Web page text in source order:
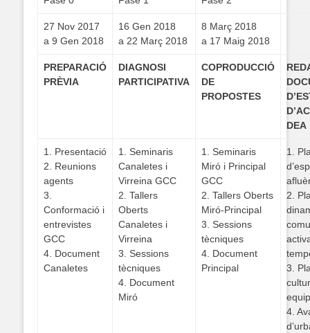
27 Nov 2017
a 9 Gen 2018
16 Gen 2018
a 22 Març 2018
8 Març 2018
a 17 Maig 2018
PREPARACIÓ
PRÈVIA
DIAGNOSI
PARTICIPATIVA
COPRODUCCIÓ
DE
PROPOSTES
DEA
1. Presentació
2. Reunions
agents
3.
Conformació i
entrevistes
GCC
4. Document
Canaletes
1. Seminaris
Canaletes i
Virreina GCC
2. Tallers
Oberts
Canaletes i
Virreina
3. Sessions
tècniques
4. Document
Miró
1. Seminaris
Miró i Principal
GCC
2. Tallers Oberts
Miró-Principal
3. Sessions
tècniques
4. Document
Principal
1.
2.
3.
4.